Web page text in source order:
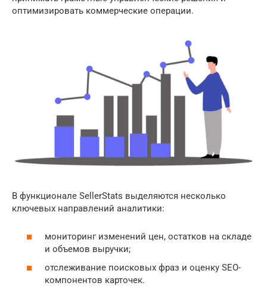
оптимизировать коммерческие операции.
В функционале SellerStats выделяются несколько
ключевых направлений аналитики:
мониторинг изменений цен, остатков на складе
и объемов выручки;
отслеживание поисковых фраз и оценку SEO-
компонентов карточек.